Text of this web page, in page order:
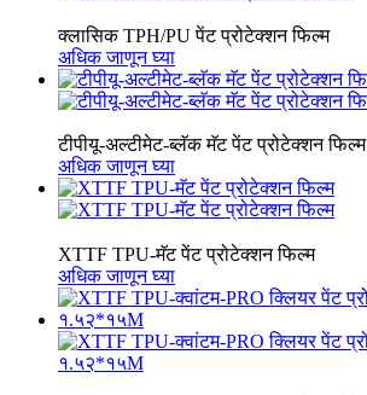
क्लासिक TPH/PU पेंट प्रोटेक्शन फिल्म
अधिक जाणून घ्या
टीपीयू-अल्टीमेट-ब्लॅक मॅट पेंट प्रोटेक्शन फिल्म
अधिक जाणून घ्या
XTTF TPU-मॅट पेंट प्रोटेक्शन फिल्म
अधिक जाणून घ्या